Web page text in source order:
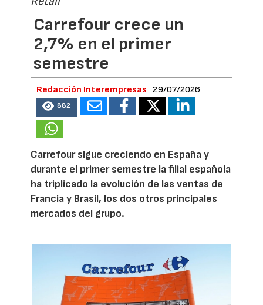
Carrefour crece un
2,7% en el primer
semestre
Redacción Interempresas 29/07/2026
882
Carrefour sigue creciendo en España y
durante el primer semestre la filial española
ha triplicado la evolución de las ventas de
Francia y Brasil, los dos otros principales
mercados del grupo.